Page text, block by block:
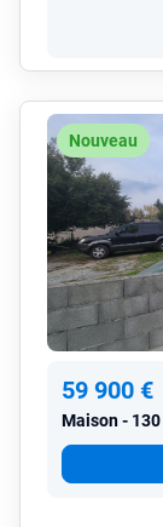
Nouveau
59 900 €
Maison